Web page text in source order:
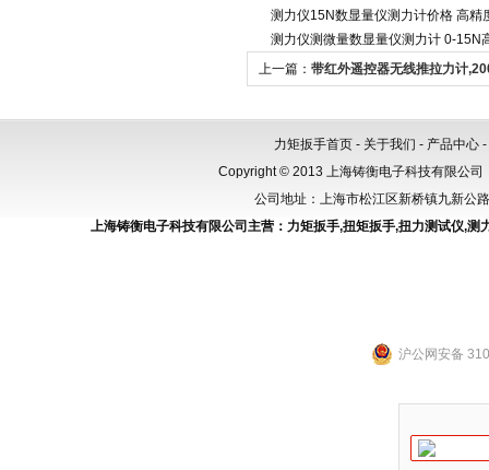
测力仪15N数显量仪测力计价格 高精
测力仪测微量数显量仪测力计 0-15N
上一篇： 带红外遥控器无线推拉力计
力矩扳手首页 - 关于我们 - 产品中心 -
Copyright © 2013 上海铸衡电子科技有限公
公司地址：上海市松江区新桥镇九新
上海铸衡电子科技有限公司主营： 力矩扳手,扭矩扳手,扭力测试仪,测
沪公网安备